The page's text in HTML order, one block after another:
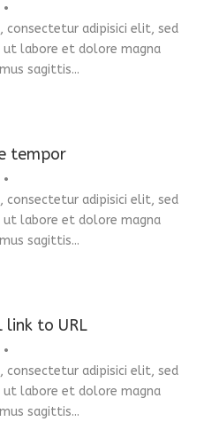
, Website
•
consectetur adipisici elit, sed
labore et dolore magna
sagittis...
, Logo
tempor
•
consectetur adipisici elit, sed
labore et dolore magna
sagittis...
, Typography
link to URL
•
consectetur adipisici elit, sed
labore et dolore magna
sagittis...